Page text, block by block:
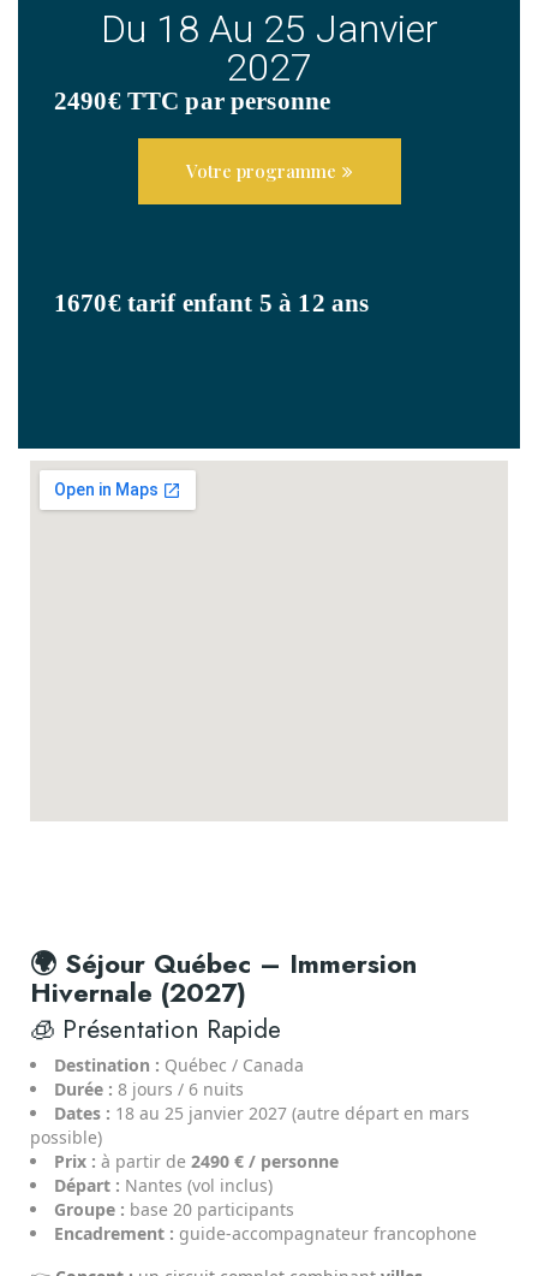
Du 18 Au 25 Janvier
2027
2490€ TTC par personne
Votre programme
1670€ tarif enfant 5 à 12 ans
🌍 Séjour Québec – Immersion
Hivernale (2027)
🧊 Présentation Rapide
Destination : Québec / Canada
Durée : 8 jours / 6 nuits
Dates : 18 au 25 janvier 2027 (autre départ en mars
possible)
Prix : à partir de 2490 € / personne
Départ : Nantes (vol inclus)
Groupe : base 20 participants
Encadrement : guide-accompagnateur francophone